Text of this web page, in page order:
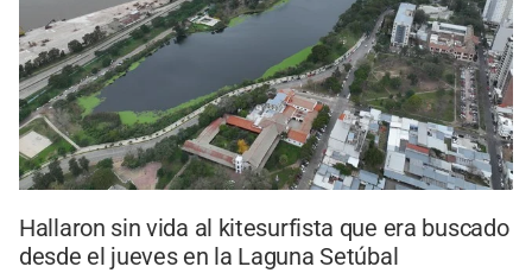
Hallaron sin vida al kitesurfista que era buscado
desde el jueves en la Laguna Setúbal